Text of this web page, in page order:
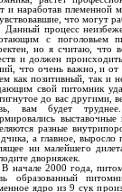
и наработав племенной
что могут
процесс
с поголовьем
но я считаю, что
и должен
что очень важно, и
как позитивный, так и
свой питомник
до вас другими,
вам будет
разные
а главное,
ни малейшего
дворняжек.
2000 года,
образованный
ядро из 9 сук